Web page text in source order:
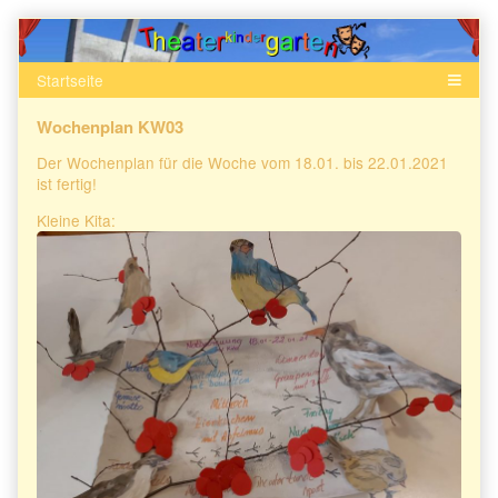
Skip
to
content
Wochenplan KW03
Der Wochenplan für die Woche vom 18.01. bis 22.01.2021
ist fertig!
Kleine Kita: